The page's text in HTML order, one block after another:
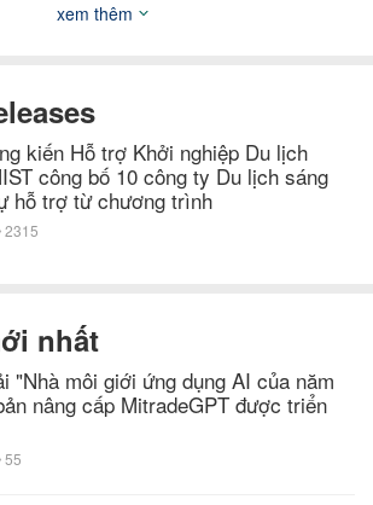
2015, ngân hàng Phát triển
Chính phủ Úc đã triển khai
Khu vực Tư nhân vùng Mê Kông
chính là chất xúc tác thúc đẩy sự
hoà Dân chủ Nhân dân Lào,
Nam. Mục đích của chương trình
trường thúc đẩy kinh doanh ở
Nam Á trên với trọng tâm cụ thể
xem thêm
kiến Hỗ trợ Khởi nghiệp Du lịch
công bố 10 công ty Du lịch sáng
hỗ trợ từ chương trình
2315
nhất
"Nhà môi giới ứng dụng AI của năm
nâng cấp MitradeGPT được triển
55